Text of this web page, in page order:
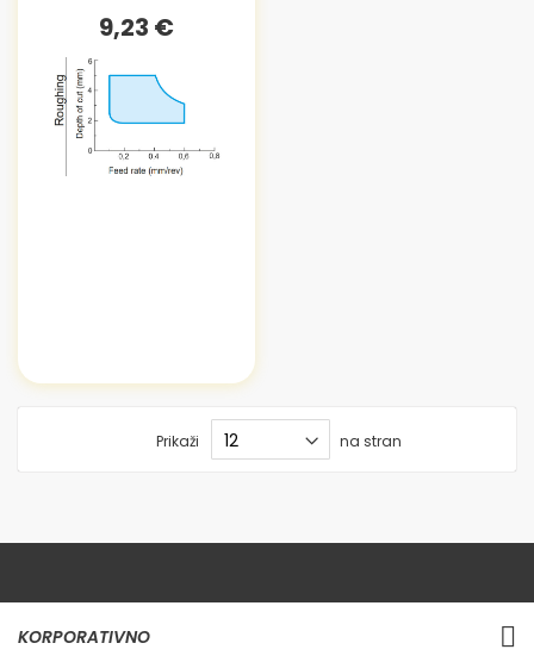
9,23 €
Prikaži na stran
KORPORATIVNO